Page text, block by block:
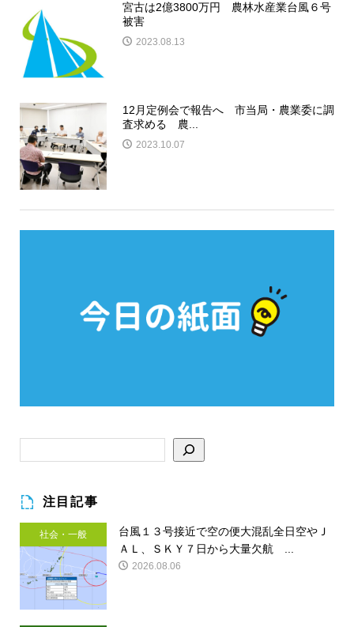
宮古は2億3800万円 農林水産業台風６号
被害
2023.08.13
12月定例会で報告へ 市当局・農業委に調
査求める 農...
2023.10.07
注目記事
社会・一般
台風１３号接近で空の便大混乱全日空やＪ
ＡＬ、ＳＫＹ７日から大量欠航 ...
2026.08.06